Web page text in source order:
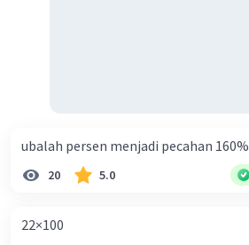
ubalah persen menjadi pecahan 160%
20 5.0
22×100